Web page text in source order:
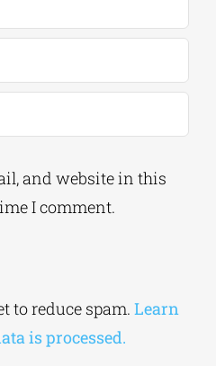
and website in this
I comment.
to reduce spam. Learn
is processed.